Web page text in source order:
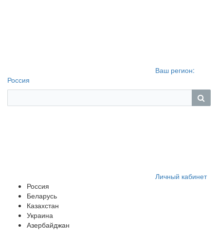
Ваш регион:
Россия
Личный кабинет
Россия
Беларусь
Казахстан
Украина
Азербайджан